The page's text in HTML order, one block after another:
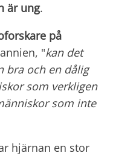
är ung.
på
"kan det
bra och en dålig
som verkligen
som inte
hjärnan en stor